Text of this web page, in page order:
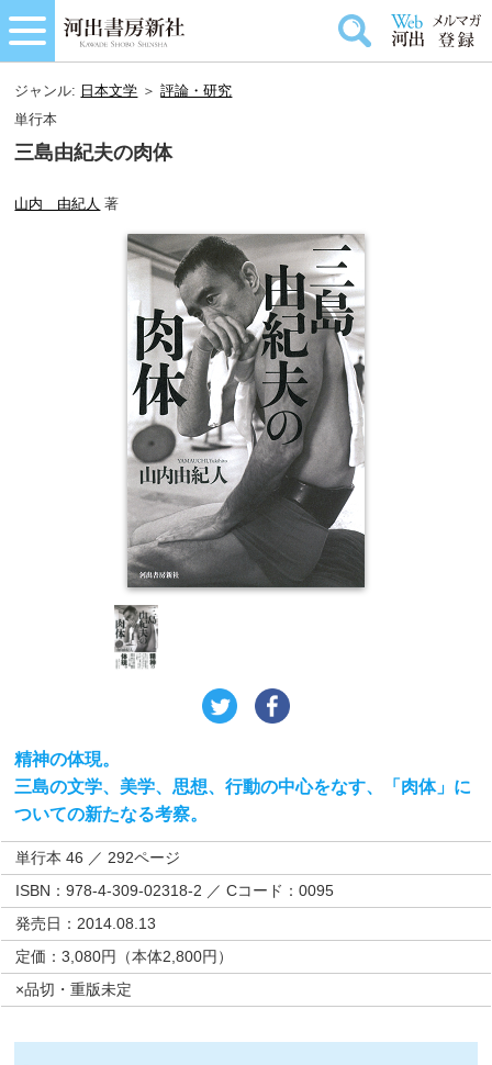
ジャンル: 日本文学 ＞評論・研究
単行本
三島由紀夫の肉体
山内 由紀人 著
精神の体現。
三島の文学、美学、思想、行動の中心をなす、「肉体」に
ついての新たなる考察。
単行本 46 ／ 292ページ
ISBN：978-4-309-02318-2 ／ Cコード：0095
発売日：2014.08.13
定価：3,080円（本体2,800円）
×品切・重版未定